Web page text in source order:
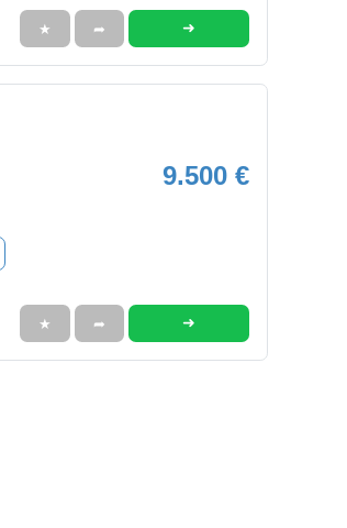
★ ➦ ➜
9.500 €
★ ➦ ➜